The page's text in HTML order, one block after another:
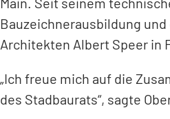
Bauzeichnerausbildung
Architekten Albert Speer in
„Ich freue mich auf die
des Stadbaurats“, sagte